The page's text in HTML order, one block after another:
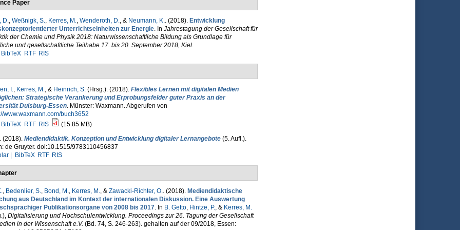
Paper
D., Weßnigk, S., Kerres, M., Wenderoth, D., & Neumann, K.. (2018). Entwicklung
Unterrichtseinheiten zur Energie. In Jahrestagung der Gesellschaft für
der Chemie und Physik 2018: Naturwissenschaftliche Bildung als Grundlage für
und gesellschaftliche Teilhabe 17. bis 20. September 2018, Kiel.
BibTeX RTF RIS
I., Kerres, M., & Heinrich, S.(Hrsg.). (2018). Flexibles Lernen mit digitalen Medien
Strategische Verankerung und Erprobungsfelder guter Praxis an der
Duisburg-Essen. Münster: Waxmann. Abgerufen von
www.waxmann.com/buch3652
BibTeX RTF RIS
(15.85 MB)
(2018). Mediendidaktik. Konzeption und Entwicklung digitaler Lernangebote(5. Aufl.).
de Gruyter. doi:10.1515/9783110456837
|
BibTeX RTF RIS
, Bedenlier, S., Bond, M., Kerres, M., & Zawacki-Richter, O.. (2018). Mediendidaktische
aus Deutschland im Kontext der internationalen Diskussion. Eine Auswertung
Publikationsorgane von 2008 bis 2017. In B. Getto, Hintze, P., & Kerres, M.
, Digitalisierung und Hochschulentwicklung. Proceedings zur 26. Tagung der Gesellschaft
in der Wissenschaft e.V. (Bd. 74, S. 246-263). gehalten auf der 09/2018, Essen: